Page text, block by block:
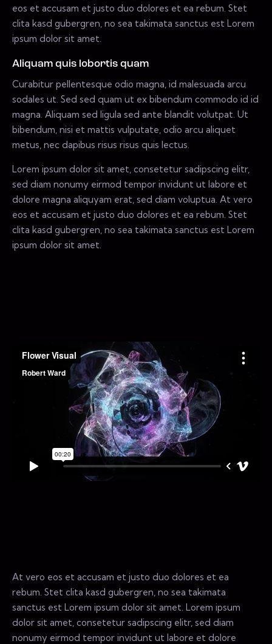
eos et accusam et justo duo dolores et ea rebum. Stet
clita kasd gubergren, no sea takimata sanctus est Lorem
ipsum dolor sit amet.
Aliquam quis lobortis quam
Curabitur pellentesque odio magna, id malesuada arcu
sodales ut. Sed sed quam ut ex bibendum commodo id id
magna. Aliquam sed ligula sed ante blandit volutpat. Ut
bibendum, nisi et mattis vulputate, odio arcu aliquet
metus, nec dapibus risus risus quis lectus.
Lorem ipsum dolor sit amet, consetetur sadipscing elitr,
sed diam nonumy eirmod tempor invidunt ut labore et
dolore magna aliquyam erat, sed diam voluptua. At vero
eos et accusam et justo duo dolores et ea rebum. Stet
clita kasd gubergren, no sea takimata sanctus est Lorem
ipsum dolor sit amet.
At vero eos et accusam et justo duo dolores et ea
rebum. Stet clita kasd gubergren, no sea takimata
sanctus est Lorem ipsum dolor sit amet. Lorem ipsum
dolor sit amet, consetetur sadipscing elitr, sed diam
nonumy eirmod tempor invidunt ut labore et dolore